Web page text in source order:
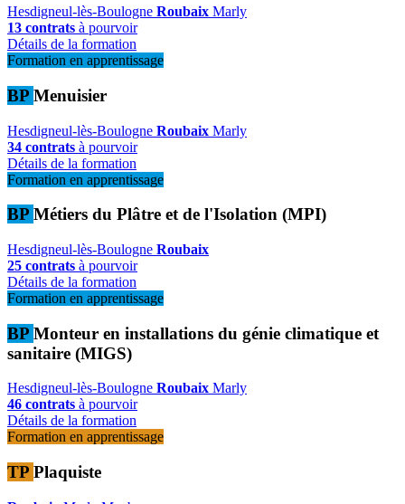
Hesdigneul-lès-Boulogne Roubaix Marly
13 contrats à pourvoir
Détails de la formation
Formation en apprentissage
BP Menuisier
Hesdigneul-lès-Boulogne Roubaix Marly
34 contrats à pourvoir
Détails de la formation
Formation en apprentissage
BP Métiers du Plâtre et de l'Isolation (MPI)
Hesdigneul-lès-Boulogne Roubaix
25 contrats à pourvoir
Détails de la formation
Formation en apprentissage
BP Monteur en installations du génie climatique et
sanitaire (MIGS)
Hesdigneul-lès-Boulogne Roubaix Marly
46 contrats à pourvoir
Détails de la formation
Formation en apprentissage
TP Plaquiste